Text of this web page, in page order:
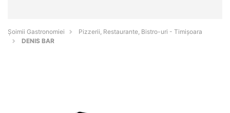
Șoimii Gastronomiei
Pizzerii, Restaurante, Bistro-uri - Timişoara
DENIS BAR